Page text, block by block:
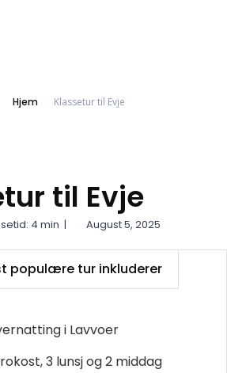
Hjem Klassetur til Evje
til Evje
4 min | August 5, 2025
populære tur inkluderer
i Lavvoer
3 lunsj og 2 middag